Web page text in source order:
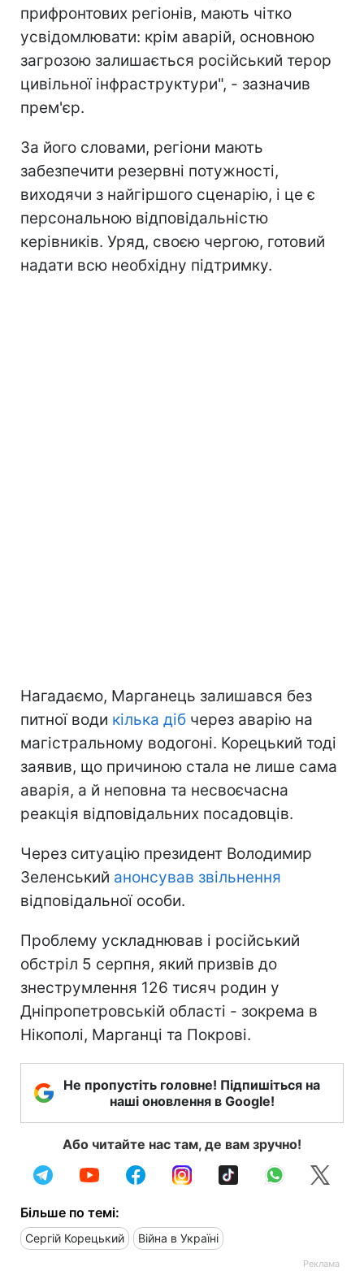
прифронтових регіонів, мають чітко
усвідомлювати: крім аварій, основною
загрозою залишається російський терор
цивільної інфраструктури", - зазначив
прем'єр.
За його словами, регіони мають
забезпечити резервні потужності,
виходячи з найгіршого сценарію, і це є
персональною відповідальністю
керівників. Уряд, своєю чергою, готовий
надати всю необхідну підтримку.
Нагадаємо, Марганець залишався без
питної води кілька діб через аварію на
магістральному водогоні. Корецький тоді
заявив, що причиною стала не лише сама
аварія, а й неповна та несвоєчасна
реакція відповідальних посадовців.
Через ситуацію президент Володимир
Зеленський анонсував звільнення
відповідальної особи.
Проблему ускладнював і російський
обстріл 5 серпня, який призвів до
знеструмлення 126 тисяч родин у
Дніпропетровській області - зокрема в
Нікополі, Марганці та Покрові.
Не пропустіть головне! Підпишіться на
наші оновлення в Google!
Або читайте нас там, де вам зручно!
Більше по темі:
Сергій Корецький Війна в Україні